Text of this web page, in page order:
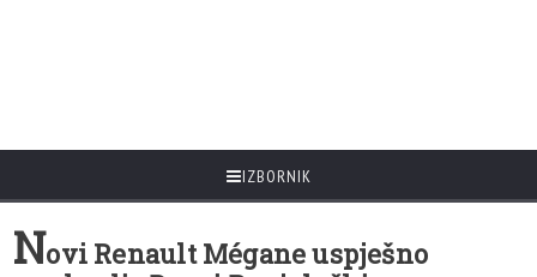
IZBORNIK
Novi Renault Mégane uspješno